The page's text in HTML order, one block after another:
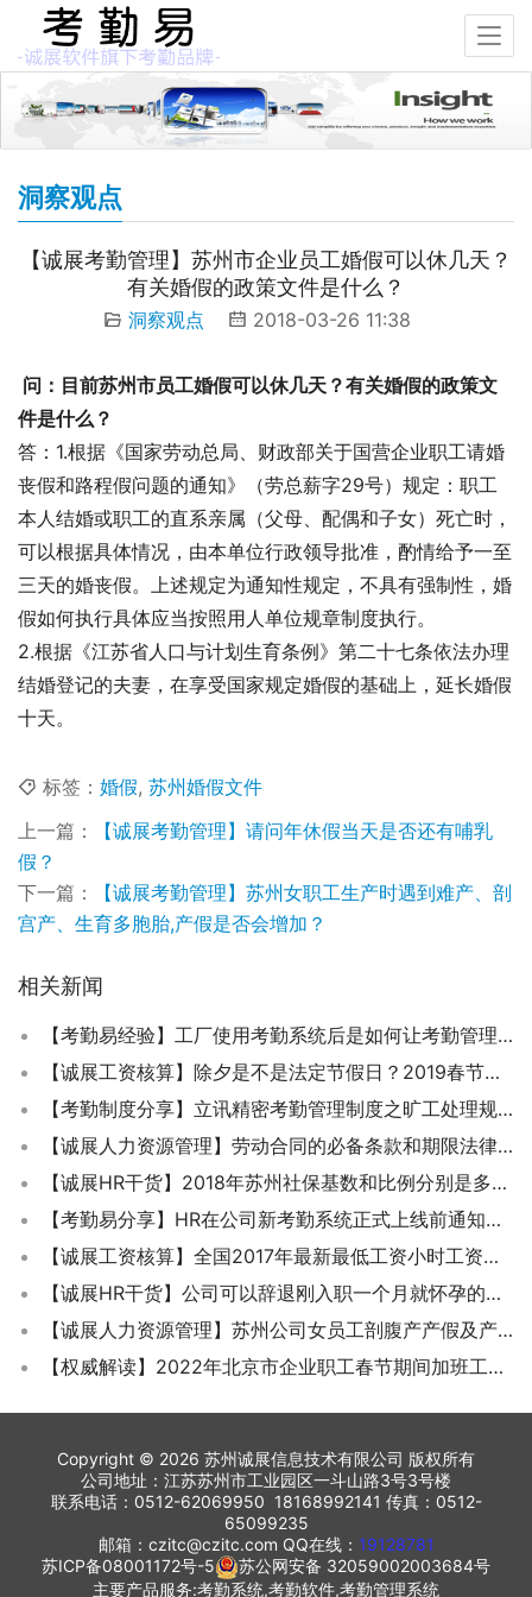
洞察观点
【诚展考勤管理】苏州市企业员工婚假可以休几天？
有关婚假的政策文件是什么？
洞察观点 2018-03-26 11:38
件是什么？
答：1.根据《国家劳动总局、财政部关于国营企业职工请婚
丧假和路程假问题的通知》（劳总薪字29号）规定：职工
本人结婚或职工的直系亲属（父母、配偶和子女）死亡时，
可以根据具体情况，由本单位行政领导批准，酌情给予一至
三天的婚丧假。上述规定为通知性规定，不具有强制性，婚
假如何执行具体应当按照用人单位规章制度执行。
2.根据《江苏省人口与计划生育条例》第二十七条依法办理
结婚登记的夫妻，在享受国家规定婚假的基础上，延长婚假
十天。
标签： 婚假, 苏州婚假文件
上一篇：
【诚展考勤管理】请问年休假当天是否还有哺乳
假？
下一篇：
【诚展考勤管理】苏州女职工生产时遇到难产、剖
宫产、生育多胞胎,产假是否会增加？
相关新闻
【考勤易经验】工厂使用考勤系统后是如何让考勤管理效率提升百倍的？
【诚展工资核算】除夕是不是法定节假日？2019春节加班工资该怎么算？
【考勤制度分享】立讯精密考勤管理制度之旷工处理规则
【诚展人力资源管理】劳动合同的必备条款和期限法律是怎么规定的？
【诚展HR干货】2018年苏州社保基数和比例分别是多少？
【考勤易分享】HR在公司新考勤系统正式上线前通知通告该如何写呢？
【诚展工资核算】全国2017年最新最低工资小时工资一栏表
【诚展HR干货】公司可以辞退刚入职一个月就怀孕的女员工吗？
【诚展人力资源管理】苏州公司女员工剖腹产产假及产假期间工资待遇津贴是怎么规定和计算的？
【权威解读】2022年北京市企业职工春节期间加班工资怎么算？
Copyright © 2026 苏州诚展信息技术有限公司 版权所有
公司地址：江苏苏州市工业园区一斗山路3号3号楼
联系电话：0512-62069950 18168992141 传真：0512-
65099235
邮箱：czitc@czitc.com QQ在线： 19128781
苏ICP备08001172号-5
苏公网安备 32059002003684号
主要产品服务:考勤系统,考勤软件,考勤管理系统